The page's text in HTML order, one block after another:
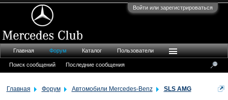
Войти или зарегистрироваться
Главная Форум Автомобили Mercedes-Benz SLS AMG
Главная Форум
Поиск сообщений Последние сообщения
Каталог Пользователи